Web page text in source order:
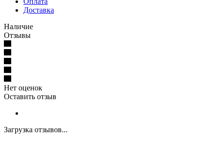
Доставка
Наличие
Отзывы
Нет оценок
Оставить отзыв
Загрузка отзывов...